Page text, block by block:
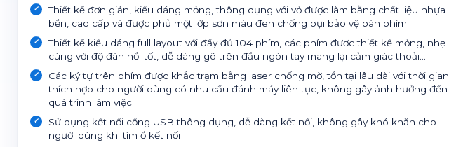
Thiết kế đơn giản, kiểu dáng mỏng, thông dụng với vỏ được làm bằng chất liệu nhựa
bền, cao cấp và được phủ một lớp sơn màu đen chống bụi bảo vệ bàn phím
Thiết kế kiểu dáng full layout với đầy đủ 104 phím, các phím đươc thiết kế mỏng, nhẹ
cùng với độ đàn hồi tốt, dễ dàng gõ trên đầu ngón tay mang lại cảm giác thoải...
Các ký tự trên phím được khắc trạm bằng laser chống mờ, tồn tại lâu dài với thời gian
thích hợp cho người dùng có nhu cầu đánh máy liên tục, không gây ảnh hưởng đến
quá trình làm việc.
Sử dụng kết nối cổng USB thông dụng, dễ dàng kết nối, không gây khó khăn cho
người dùng khi tìm ổ kết nối